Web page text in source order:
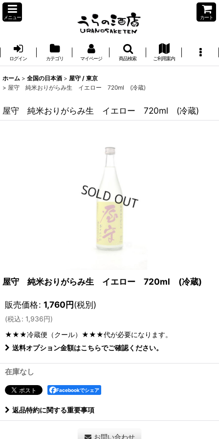
メニュー カート
ログイン カテゴリ マイページ 商品検索 ご利用案内
ホーム > 全国の日本酒 > 屋守 / 東京
> 屋守 純米おりがらみ生 イエロー 720ml (冷蔵)
屋守 純米おりがらみ生 イエロー 720ml (冷蔵)
屋守 純米おりがらみ生 イエロー 720ml (冷蔵)
販売価格: 1,760円(税別)
(税込: 1,936円)
★★★冷蔵便（クール）★★★代が必要になります。
送料オプション金額はこちらでご確認ください。
在庫なし
Facebookでシェア
返品特約に関する重要事項
お問い合わせ